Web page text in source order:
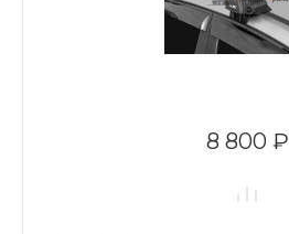
8 800 ₽